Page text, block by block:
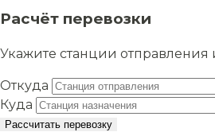
Расчёт перевозки
Укажите станции отправления
Откуда
Куда
Рассчитать перевозку